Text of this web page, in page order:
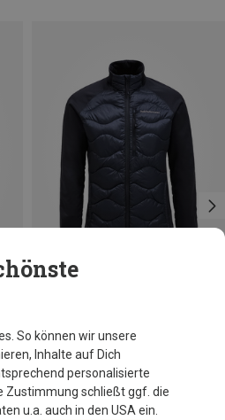
Peak Performance
Herren Helium Down Hybrid Jacke
229,95 €
So können wir unsere
Inhalte auf Dich
personalisierte
Zustimmung schließt ggf. die
u.a. auch in den USA ein.